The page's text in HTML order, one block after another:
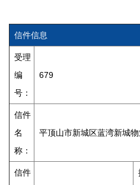
信件信息
受理
编
号：
679
信件
名
称：
平顶山市新城区蓝湾新城
信件